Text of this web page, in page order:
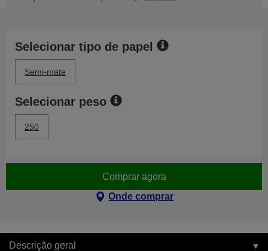
Selecionar tipo de papel
Semi-mate
Selecionar peso
250
Comprar agora
Onde comprar
Descrição geral